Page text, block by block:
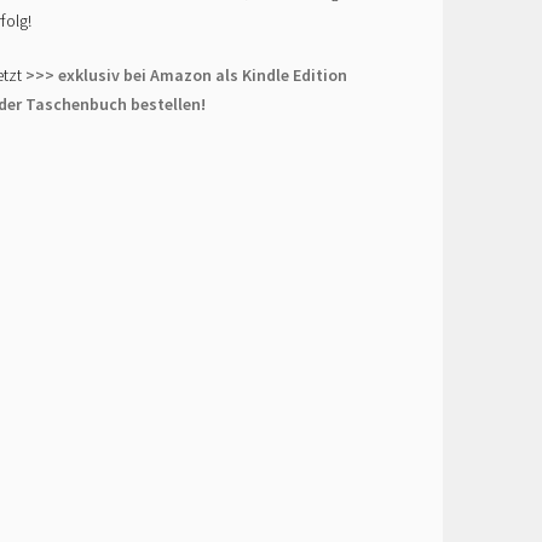
>>> exklusiv bei Amazon als Kindle Edition
Taschenbuch bestellen!